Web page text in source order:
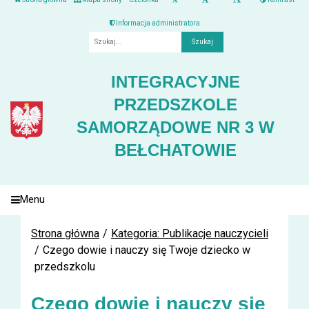
Informacja administratora
INTEGRACYJNE
PRZEDSZKOLE
SAMORZĄDOWE NR 3 W
BEŁCHATOWIE
Menu
Strona główna
Kategoria: Publikacje nauczycieli
Czego dowie i nauczy się Twoje dziecko w
przedszkolu
Czego dowie i nauczy się